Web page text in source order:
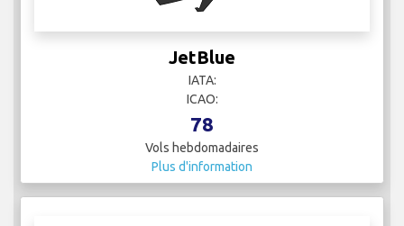
JetBlue
IATA:
ICAO:
78
Vols hebdomadaires
Plus d'information